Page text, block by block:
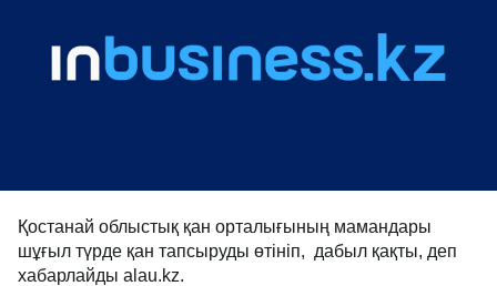
Қостанай облыстық қан орталығының мамандары
шұғыл түрде қан тапсыруды өтініп, дабыл қақты, деп
хабарлайды alau.kz.